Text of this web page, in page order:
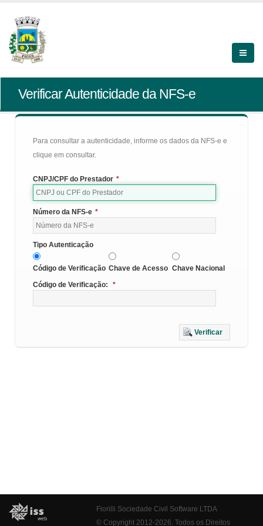
Verificar Autenticidade da NFS-e
Para consultar a autenticidade, informe os dados da NFS-e e
clique em consultar.
CNPJ/CPF do Prestador *
Número da NFS-e *
Tipo Autenticação
Código de Verificação Chave de Acesso Chave Nacional
Código de Verificação:
*
Verificar
Fiorilli Sociedade Civil Software LTDA
© Copyright 2012-2026. Todos os Direitos